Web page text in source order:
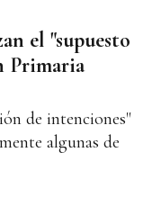
el "supuesto
Primaria
de intenciones"
algunas de